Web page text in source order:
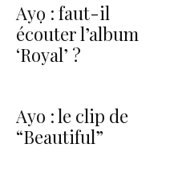
Ayọ : faut-il
écouter l’album
‘Royal’ ?
Ayo : le clip de
“Beautiful”